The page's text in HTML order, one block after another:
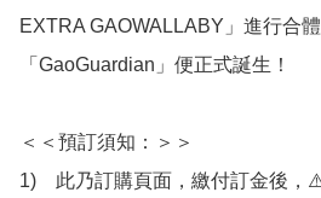
EXTRA GAOWALLABY」進行合
「GaoGuardian」便正式誕生！
＜＜預訂須知：＞＞
1)　此乃訂購頁面，繳付訂金後，